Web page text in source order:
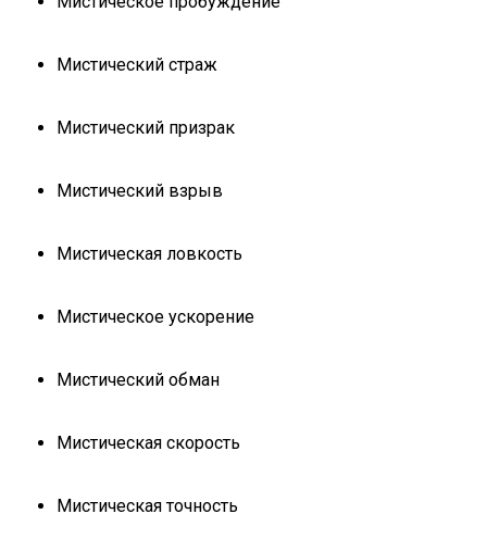
Мистический страж
Мистический призрак
Мистический взрыв
Мистическая ловкость
Мистическое ускорение
Мистический обман
Мистическая скорость
Мистическая точность